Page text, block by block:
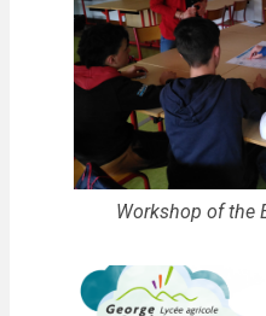
Workshop of the